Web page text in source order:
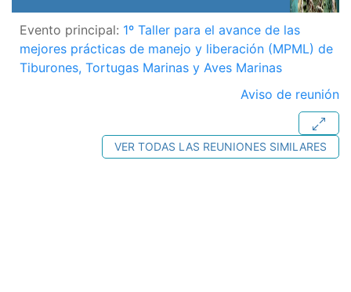
Evento principal: 1º Taller para el avance de las
mejores prácticas de manejo y liberación (MPML) de
Tiburones, Tortugas Marinas y Aves Marinas
Aviso de reunión
VER TODAS LAS REUNIONES SIMILARES